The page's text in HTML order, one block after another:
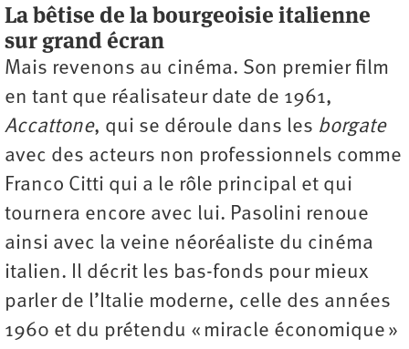
La bêtise de la bourgeoisie italienne
sur grand écran
Mais revenons au cinéma. Son premier film
en tant que réalisateur date de 1961,
Accattone, qui se déroule dans les borgate
avec des acteurs non professionnels comme
Franco Citti qui a le rôle principal et qui
tournera encore avec lui. Pasolini renoue
ainsi avec la veine néoréaliste du cinéma
italien. Il décrit les bas-fonds pour mieux
parler de l’Italie moderne, celle des années
1960 et du prétendu « miracle économique »